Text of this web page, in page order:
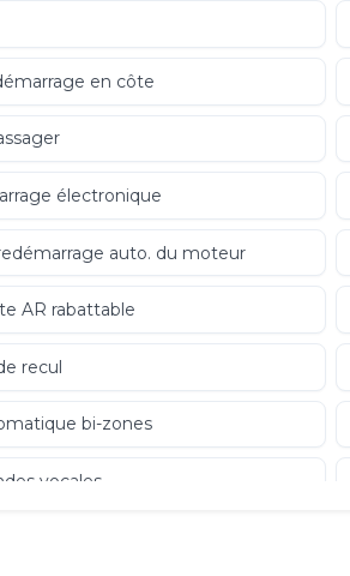
en côte
électronique
auto. du moteur
AR rabattable
recul
bi-zones
vocales